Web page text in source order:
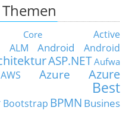
Active
ALM Android
Android
ASP.NETAufwa
AWS Azure
Azure
Best
Bootstrap BPMN Busines